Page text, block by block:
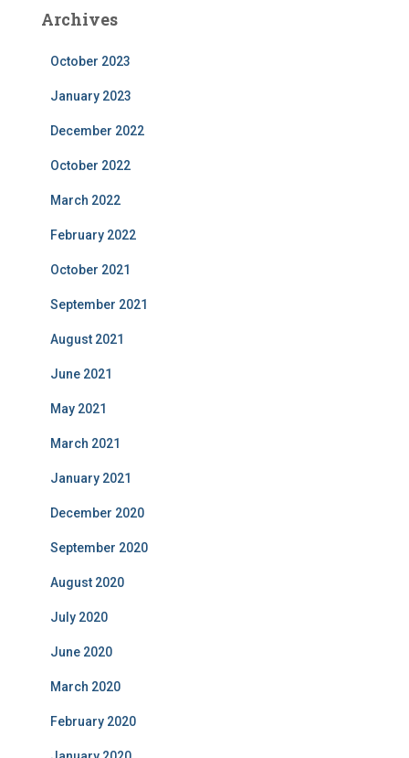
Archives
October 2023
January 2023
December 2022
October 2022
March 2022
February 2022
October 2021
September 2021
August 2021
June 2021
May 2021
March 2021
January 2021
December 2020
September 2020
August 2020
July 2020
June 2020
March 2020
February 2020